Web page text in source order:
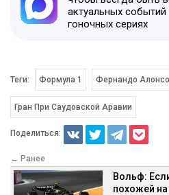
актуальных
гоночных сериях
Теги: Формула 1 Фернандо Алонсо
Гран При Саудовской Аравии
Поделиться:
← Ранее
Вольф:
похожей